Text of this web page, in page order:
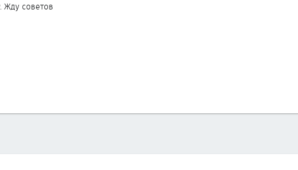
Жду советов